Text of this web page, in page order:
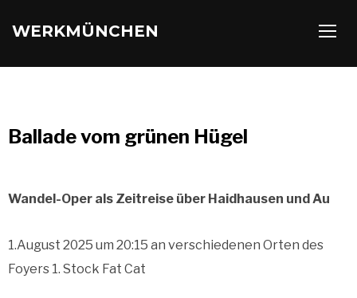
WERKMÜNCHEN
Ballade vom grünen Hügel
Wandel-Oper als Zeitreise über Haidhausen und Au
1.August 2025 um 20:15 an verschiedenen Orten des
Foyers 1. Stock Fat Cat